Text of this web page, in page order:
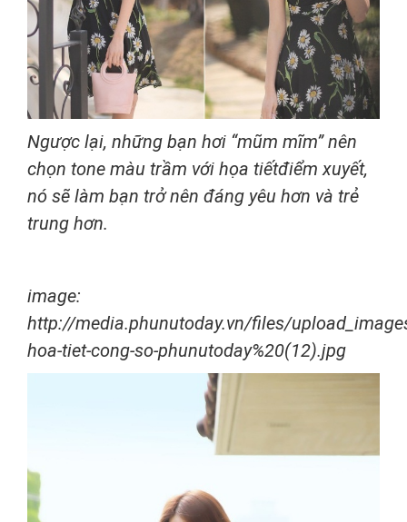
Ngược lại, những bạn hơi “mũm mĩm” nên
chọn tone màu trầm với họa tiếtđiểm xuyết,
nó sẽ làm bạn trở nên đáng yêu hơn và trẻ
trung hơn.
image:
http://media.phunutoday.vn/files/
hoa-tiet-cong-so-phunutoday%20(12).jpg